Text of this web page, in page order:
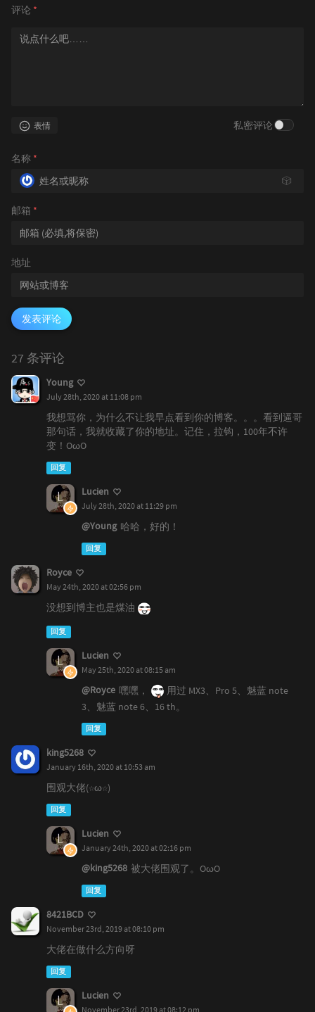
评论 *
表情 私密评论
名称 *
🎲
邮箱 *
地址
发表评论
27 条评论
Young
July 28th, 2020 at 11:08 pm
我想骂你，为什么不让我早点看到你的博客。。。看到逼哥
那句话，我就收藏了你的地址。记住，拉钩，100年不许
变！OωO
回复
Lucien
July 28th, 2020 at 11:29 pm
@Young 哈哈，好的！
回复
Royce
May 24th, 2020 at 02:56 pm
没想到博主也是煤油
回复
Lucien
May 25th, 2020 at 08:15 am
@Royce 嘿嘿，
用过 MX3、Pro 5、魅蓝 note
3、魅蓝 note 6、16 th。
回复
king5268
January 16th, 2020 at 10:53 am
围观大佬(☆ω☆)
回复
Lucien
January 24th, 2020 at 02:16 pm
@king5268 被大佬围观了。OωO
回复
8421BCD
November 23rd, 2019 at 08:10 pm
大佬在做什么方向呀
回复
Lucien
November 23rd, 2019 at 08:12 pm